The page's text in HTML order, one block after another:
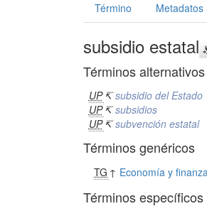
Término Metadatos
subsidio estatal
Términos alternativos
UP ↸subsidio del Estado
UP ↸subsidios
UP ↸subvención estatal
Términos genéricos
TG ↑ Economía y
Términos específicos